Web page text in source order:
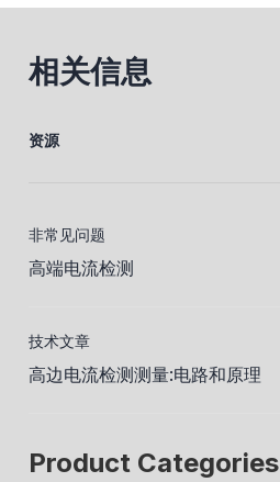
相关信息
资源
非常见问题
高端电流检测
技术文章
高边电流检测测量:电路和原理
Product Categories